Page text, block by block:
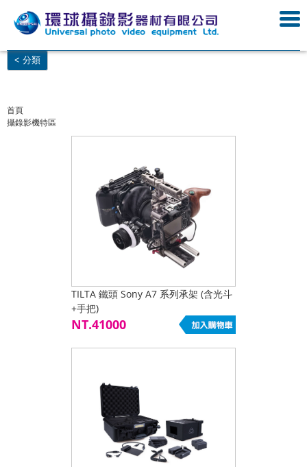
< 分類
首頁
攝錄影機特區
TILTA 鐵頭 Sony A7 系列承架 (含光斗
+手把)
NT.41000